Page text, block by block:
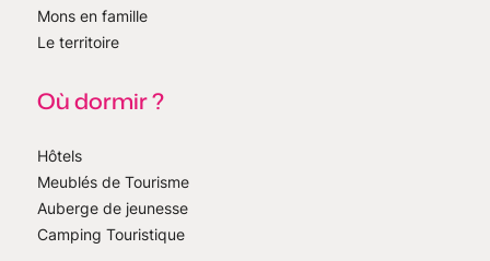
Mons en famille
Le territoire
Où dormir ?
Hôtels
Meublés de Tourisme
Auberge de jeunesse
Camping Touristique